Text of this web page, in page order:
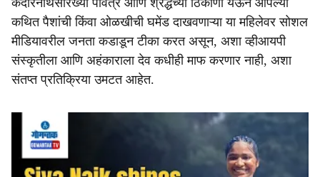
केदारनाथसारख्या पवित्र आणि श्रद्धेच्या ठिकाणी येऊन आपल्या
कथित पैशांची किंवा ओळखीची घमेंड दाखवणाऱ्या या महिलेवर सोशल
मीडियावरील जनता कडाडून टीका करत असून, अशा व्हीआयपी
संस्कृतीला आणि अहंकाराला देव कधीही माफ करणार नाही, अशा
संतप्त प्रतिक्रिया उमटत आहेत.